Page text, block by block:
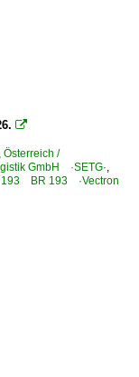

, Österreich /
GmbH ·SETG·,
193 BR 193 ·Vectron